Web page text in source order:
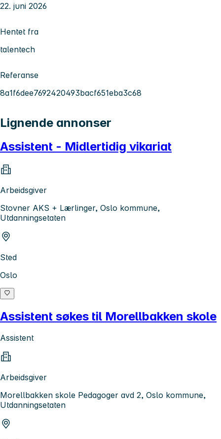
22. juni 2026
Hentet fra
talentech
Referanse
8a1f6dee7692420493bacf651eba3c68
Lignende annonser
Assistent - Midlertidig vikariat
Arbeidsgiver
Stovner AKS + Lærlinger, Oslo kommune,
Utdanningsetaten
Sted
Oslo
Assistent søkes til Morellbakken skole
Assistent
Arbeidsgiver
Morellbakken skole Pedagoger avd 2, Oslo kommune,
Utdanningsetaten